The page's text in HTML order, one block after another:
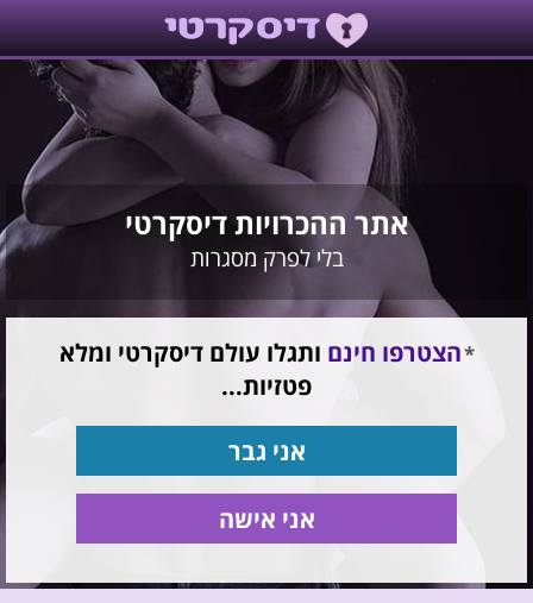
אתר ההכרויות דיסקרטי
בלי לפרק מסגרות
הצטרפו חינם ותגלו עולם דיסקרטי ומלא
פטזיות...
אני גבר
אני אישה